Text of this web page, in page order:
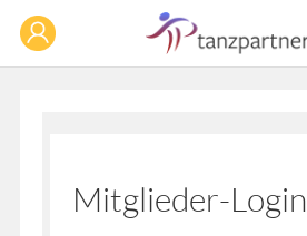
Mitglieder-Login